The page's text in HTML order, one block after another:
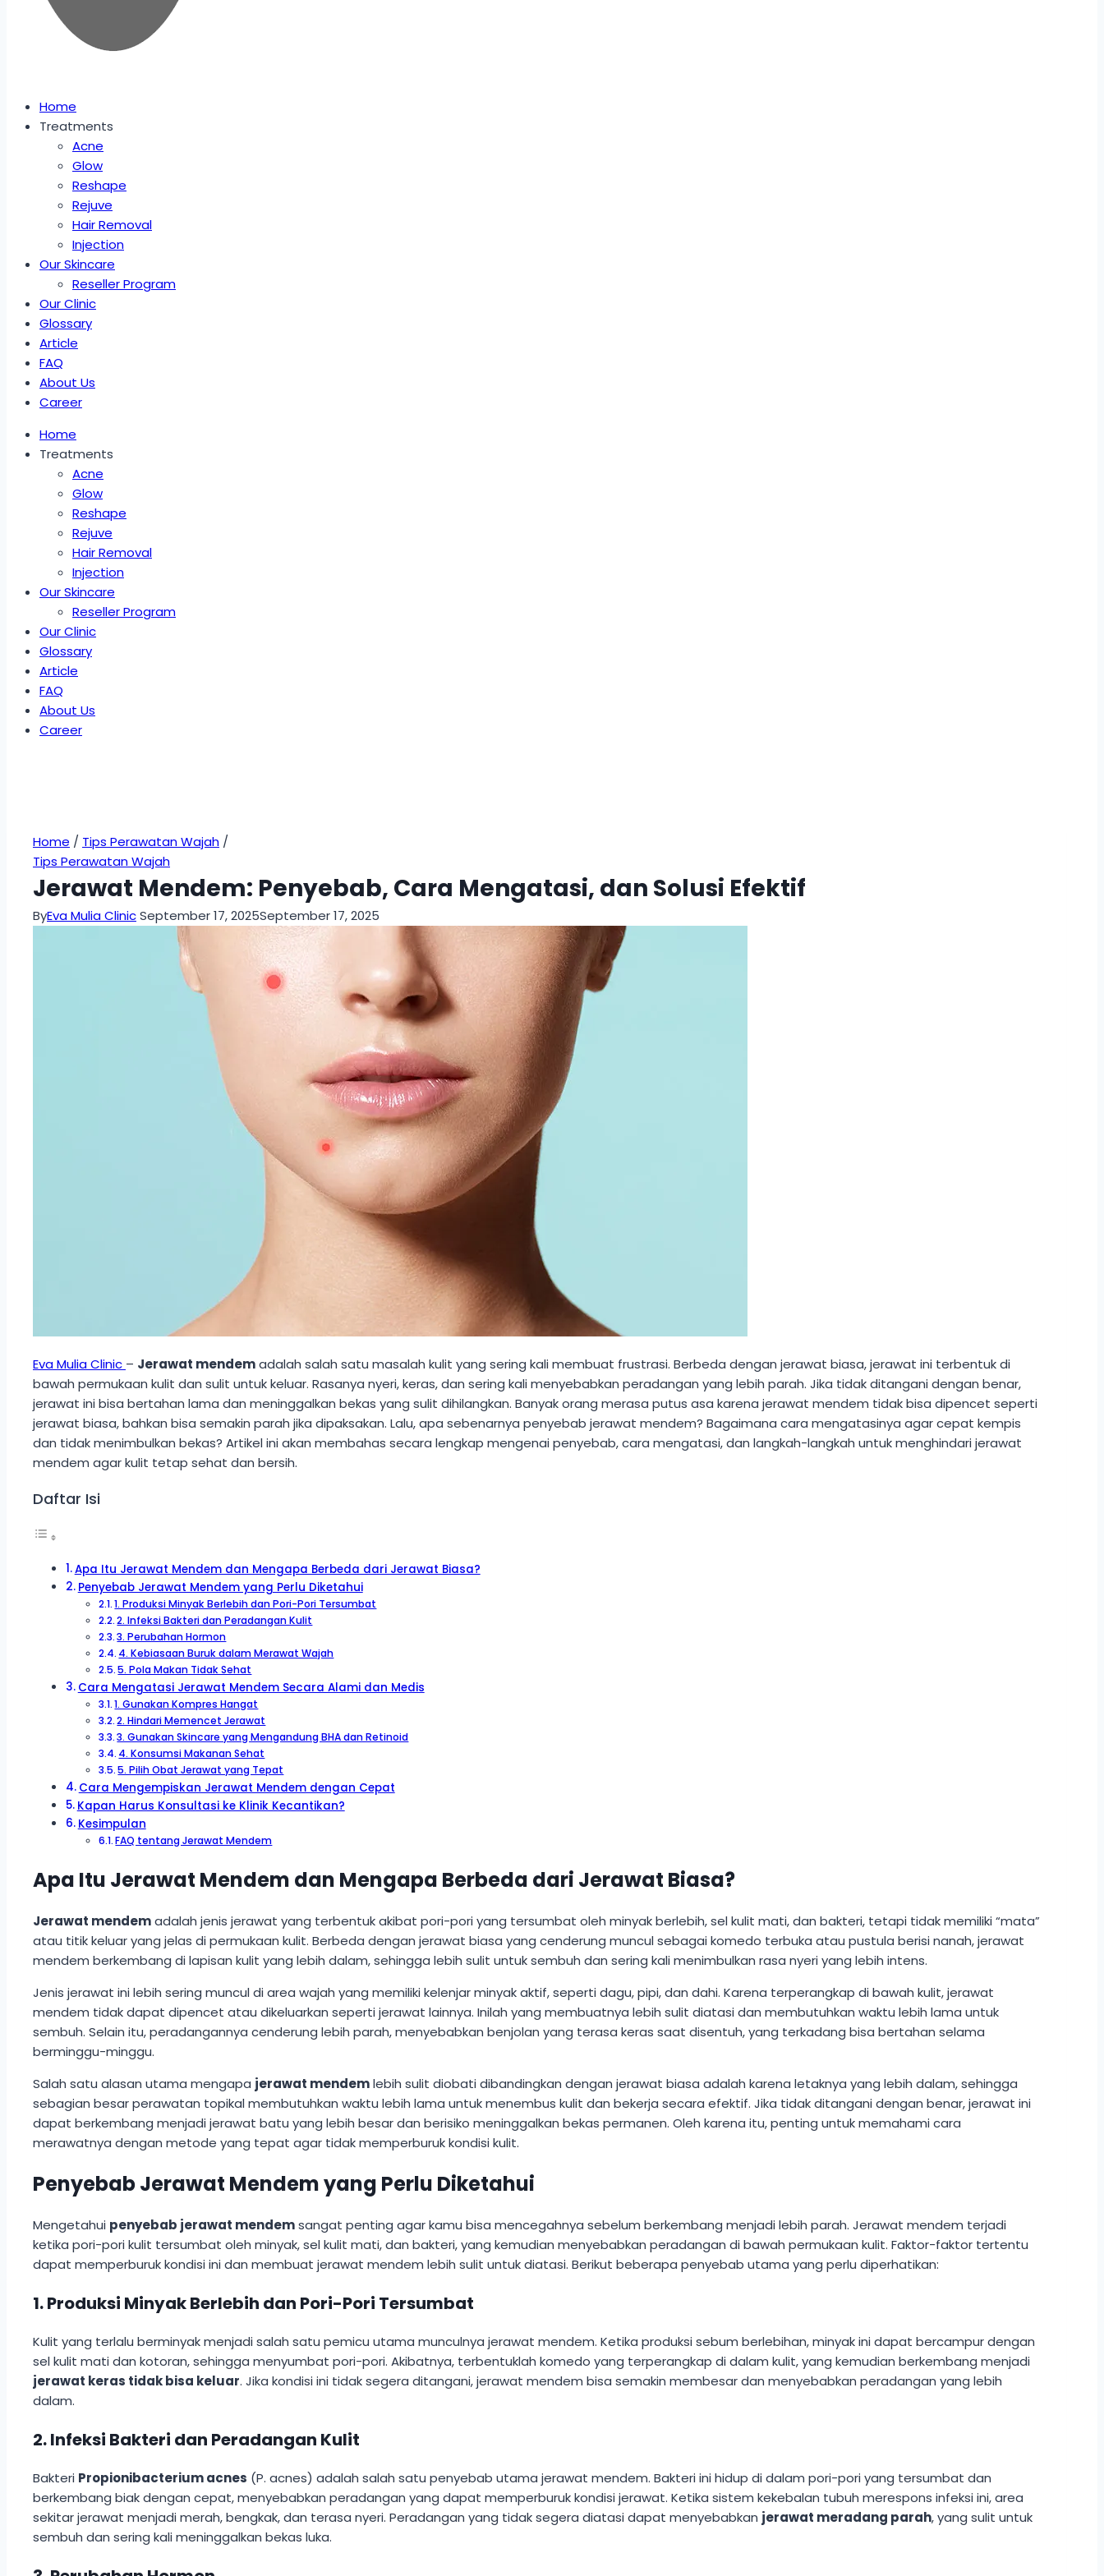
Home
Treatments
Acne
Glow
Reshape
Rejuve
Hair Removal
Injection
Our Skincare
Reseller Program
Our Clinic
Glossary
Article
FAQ
About Us
Career
Home
Treatments
Acne
Glow
Reshape
Rejuve
Hair Removal
Injection
Our Skincare
Reseller Program
Our Clinic
Glossary
Article
FAQ
About Us
Career
Home / Tips Perawatan Wajah /
Tips Perawatan Wajah
Jerawat Mendem: Penyebab, Cara Mengatasi, dan Solusi Efektif
ByEva Mulia ClinicSeptember 17, 2025September 17, 2025
Eva Mulia Clinic – Jerawat mendemadalah salah satu masalah kulit yang sering kali membuat frustrasi. Berbeda dengan jerawat biasa, jerawat ini terbentuk di
bawah permukaan kulit dan sulit untuk keluar. Rasanya nyeri, keras, dan sering kali menyebabkan peradangan yang lebih parah. Jika tidak ditangani dengan benar,
jerawat ini bisa bertahan lama dan meninggalkan bekas yang sulit dihilangkan. Banyak orang merasa putus asa karena jerawat mendem tidak bisa dipencet seperti
jerawat biasa, bahkan bisa semakin parah jika dipaksakan. Lalu, apa sebenarnya penyebab jerawat mendem? Bagaimana cara mengatasinya agar cepat kempis
dan tidak menimbulkan bekas? Artikel ini akan membahas secara lengkap mengenai penyebab, cara mengatasi, dan langkah-langkah untuk menghindari jerawat
mendem agar kulit tetap sehat dan bersih.
Daftar Isi
Apa Itu Jerawat Mendem dan Mengapa Berbeda dari Jerawat Biasa?
Penyebab Jerawat Mendem yang Perlu Diketahui
1. Produksi Minyak Berlebih dan Pori-Pori Tersumbat
2. Infeksi Bakteri dan Peradangan Kulit
3. Perubahan Hormon
4. Kebiasaan Buruk dalam Merawat Wajah
5. Pola Makan Tidak Sehat
Cara Mengatasi Jerawat Mendem Secara Alami dan Medis
1. Gunakan Kompres Hangat
2. Hindari Memencet Jerawat
3. Gunakan Skincare yang Mengandung BHA dan Retinoid
4. Konsumsi Makanan Sehat
5. Pilih Obat Jerawat yang Tepat
Cara Mengempiskan Jerawat Mendem dengan Cepat
Kapan Harus Konsultasi ke Klinik Kecantikan?
Kesimpulan
FAQ tentang Jerawat Mendem
Apa Itu Jerawat Mendem dan Mengapa Berbeda dari Jerawat Biasa?
Jerawat mendemadalah jenis jerawat yang terbentuk akibat pori-pori yang tersumbat oleh minyak berlebih, sel kulit mati, dan bakteri, tetapi tidak memiliki “mata”
atau titik keluar yang jelas di permukaan kulit. Berbeda dengan jerawat biasa yang cenderung muncul sebagai komedo terbuka atau pustula berisi nanah, jerawat
mendem berkembang di lapisan kulit yang lebih dalam, sehingga lebih sulit untuk sembuh dan sering kali menimbulkan rasa nyeri yang lebih intens.
Jenis jerawat ini lebih sering muncul di area wajah yang memiliki kelenjar minyak aktif, seperti dagu, pipi, dan dahi. Karena terperangkap di bawah kulit, jerawat
mendem tidak dapat dipencet atau dikeluarkan seperti jerawat lainnya. Inilah yang membuatnya lebih sulit diatasi dan membutuhkan waktu lebih lama untuk
sembuh. Selain itu, peradangannya cenderung lebih parah, menyebabkan benjolan yang terasa keras saat disentuh, yang terkadang bisa bertahan selama
berminggu-minggu.
Salah satu alasan utama mengapa jerawat mendemlebih sulit diobati dibandingkan dengan jerawat biasa adalah karena letaknya yang lebih dalam, sehingga
sebagian besar perawatan topikal membutuhkan waktu lebih lama untuk menembus kulit dan bekerja secara efektif. Jika tidak ditangani dengan benar, jerawat ini
dapat berkembang menjadi jerawat batu yang lebih besar dan berisiko meninggalkan bekas permanen. Oleh karena itu, penting untuk memahami cara
merawatnya dengan metode yang tepat agar tidak memperburuk kondisi kulit.
Penyebab Jerawat Mendem yang Perlu Diketahui
Mengetahui penyebab jerawat mendemsangat penting agar kamu bisa mencegahnya sebelum berkembang menjadi lebih parah. Jerawat mendem terjadi
ketika pori-pori kulit tersumbat oleh minyak, sel kulit mati, dan bakteri, yang kemudian menyebabkan peradangan di bawah permukaan kulit. Faktor-faktor tertentu
dapat memperburuk kondisi ini dan membuat jerawat mendem lebih sulit untuk diatasi. Berikut beberapa penyebab utama yang perlu diperhatikan:
1. Produksi Minyak Berlebih dan Pori-Pori Tersumbat
Kulit yang terlalu berminyak menjadi salah satu pemicu utama munculnya jerawat mendem. Ketika produksi sebum berlebihan, minyak ini dapat bercampur dengan
sel kulit mati dan kotoran, sehingga menyumbat pori-pori. Akibatnya, terbentuklah komedo yang terperangkap di dalam kulit, yang kemudian berkembang menjadi
jerawat keras tidak bisa keluar. Jika kondisi ini tidak segera ditangani, jerawat mendem bisa semakin membesar dan menyebabkan peradangan yang lebih
dalam.
2. Infeksi Bakteri dan Peradangan Kulit
Bakteri Propionibacterium acnes (P. acnes) adalah salah satu penyebab utama jerawat mendem. Bakteri ini hidup di dalam pori-pori yang tersumbat dan
berkembang biak dengan cepat, menyebabkan peradangan yang dapat memperburuk kondisi jerawat. Ketika sistem kekebalan tubuh merespons infeksi ini, area
sekitar jerawat menjadi merah, bengkak, dan terasa nyeri. Peradangan yang tidak segera diatasi dapat menyebabkan jerawat meradang parah, yang sulit untuk
sembuh dan sering kali meninggalkan bekas luka.